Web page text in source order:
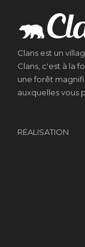
Clans est un
Clans, c'est à la
une forêt
auxquelles vous
RÉALISATION